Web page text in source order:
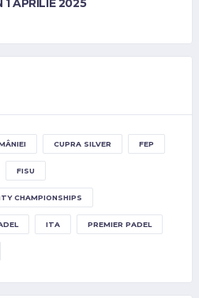
1 APRILIE 2025
CUPRA SILVER FEP
FISU
CHAMPIONSHIPS
ITA PREMIER PADEL